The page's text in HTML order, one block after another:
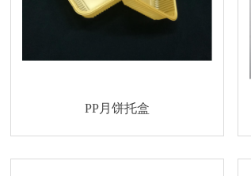
PP月饼托盒